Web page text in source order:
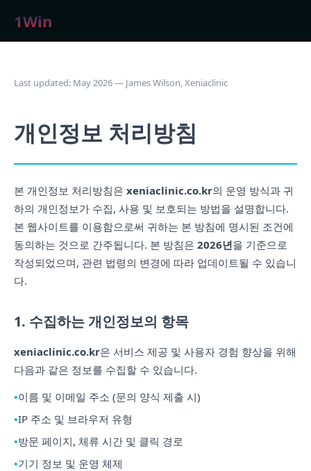
1Win
Last updated: May 2026 — James Wilson, Xeniaclinic
개인정보 처리방침
본 개인정보 처리방침은 xeniaclinic.co.kr의 운영 방식과 귀
하의 개인정보가 수집, 사용 및 보호되는 방법을 설명합니다.
본 웹사이트를 이용함으로써 귀하는 본 방침에 명시된 조건에
동의하는 것으로 간주됩니다. 본 방침은 2026년을 기준으로
작성되었으며, 관련 법령의 변경에 따라 업데이트될 수 있습니
다.
1. 수집하는 개인정보의 항목
xeniaclinic.co.kr은 서비스 제공 및 사용자 경험 향상을 위해
다음과 같은 정보를 수집할 수 있습니다.
이름 및 이메일 주소 (문의 양식 제출 시)
IP 주소 및 브라우저 유형
방문 페이지, 체류 시간 및 클릭 경로
기기 정보 및 운영 체제